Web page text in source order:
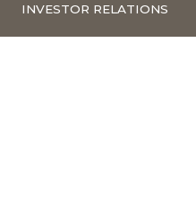
INVESTOR RELATIONS